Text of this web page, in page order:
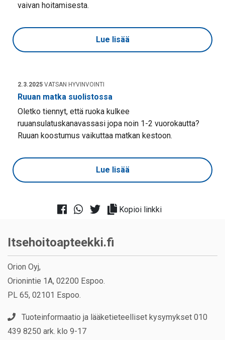
vaivan hoitamisesta.
Lue lisää
2.3.2025 VATSAN HYVINVOINTI
Ruuan matka suolistossa
Oletko tiennyt, että ruoka kulkee
ruuansulatuskanavassasi jopa noin 1-2 vuorokautta?
Ruuan koostumus vaikuttaa matkan kestoon.
Lue lisää
Kopioi linkki
Itsehoitoapteekki.fi
Orion Oyj,
Orionintie 1A, 02200 Espoo.
PL 65, 02101 Espoo.
Tuoteinformaatio ja lääketieteelliset kysymykset 010
439 8250 ark. klo 9-17